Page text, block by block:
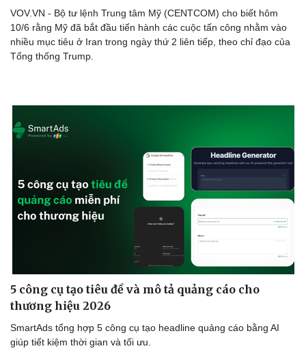
VOV.VN - Bộ tư lệnh Trung tâm Mỹ (CENTCOM) cho biết hôm
10/6 rằng Mỹ đã bắt đầu tiến hành các cuộc tấn công nhằm vào
nhiều mục tiêu ở Iran trong ngày thứ 2 liên tiếp, theo chỉ đạo của
Tổng thống Trump.
5 công cụ tạo tiêu đề và mô tả quảng cáo cho
thương hiệu 2026
SmartAds tổng hợp 5 công cụ tạo headline quảng cáo bằng AI
giúp tiết kiệm thời gian và tối ưu.